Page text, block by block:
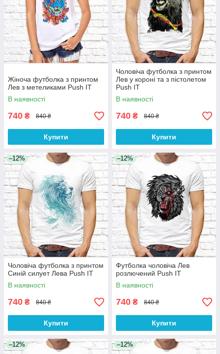
Жіноча футболка з принтом
Лев з метеликами Push IT
В наявності
740 ₴ 840 ₴
Купити
Чоловіча футболка з принтом
Лев у короні та з пістолетом
Push IT
В наявності
740 ₴ 840 ₴
Купити
–12%
Чоловіча футболка з принтом
Синій силует Лева Push IT
В наявності
740 ₴ 840 ₴
Купити
–12%
Футболка чоловіча Лев
розлючений Push IT
В наявності
740 ₴ 840 ₴
Купити
–12% –12%